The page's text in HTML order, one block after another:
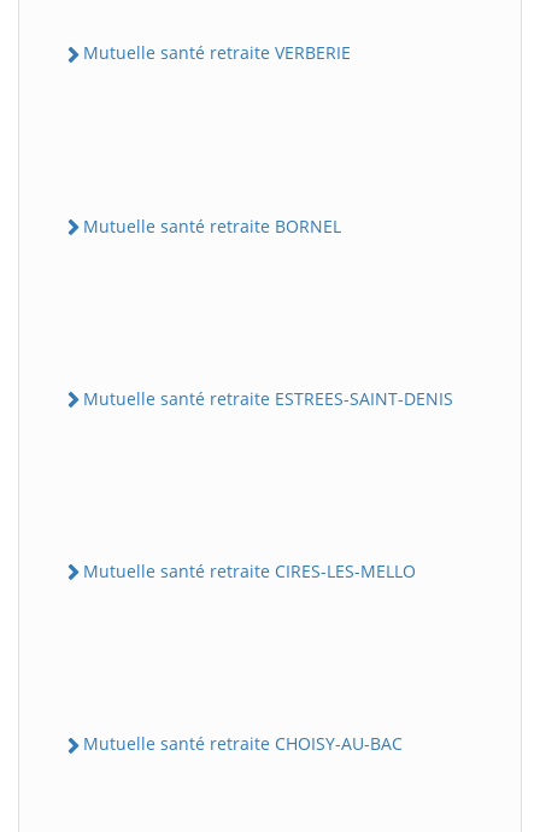
Mutuelle santé retraite VERBERIE
Mutuelle santé retraite BORNEL
Mutuelle santé retraite ESTREES-SAINT-DENIS
Mutuelle santé retraite CIRES-LES-MELLO
Mutuelle santé retraite CHOISY-AU-BAC